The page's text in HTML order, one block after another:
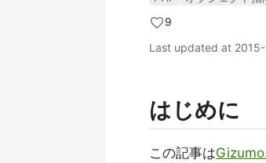
9
Last updated at
はじめに
この記事は